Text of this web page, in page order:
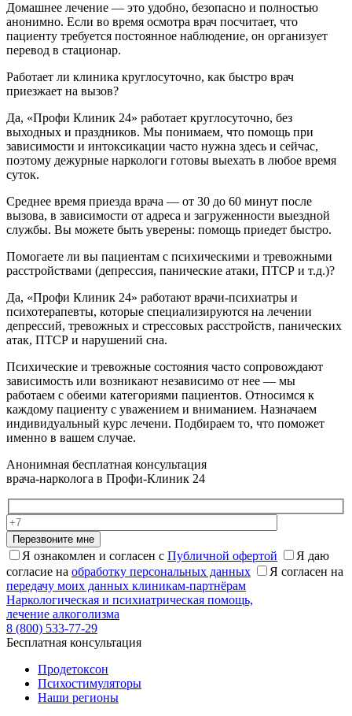
Домашнее лечение — это удобно, безопасно и полностью
анонимно. Если во время осмотра врач посчитает, что
пациенту требуется постоянное наблюдение, он организует
перевод в стационар.
Работает ли клиника круглосуточно, как быстро врач
приезжает на вызов?
Да, «Профи Клиник 24» работает круглосуточно, без
выходных и праздников. Мы понимаем, что помощь при
зависимости и интоксикации часто нужна здесь и сейчас,
поэтому дежурные наркологи готовы выехать в любое время
суток.
Среднее время приезда врача — от 30 до 60 минут после
вызова, в зависимости от адреса и загруженности выездной
службы. Вы можете быть уверены: помощь приедет быстро.
Помогаете ли вы пациентам с психическими и тревожными
расстройствами (депрессия, панические атаки, ПТСР и т.д.)?
Да, «Профи Клиник 24» работают врачи-психиатры и
психотерапевты, которые специализируются на лечении
депрессий, тревожных и стрессовых расстройств, панических
атак, ПТСР и нарушений сна.
Психические и тревожные состояния часто сопровождают
зависимость или возникают независимо от нее — мы
работаем с обеими категориями пациентов. Относимся к
каждому пациенту с уважением и вниманием. Назначаем
индивидуальный курс лечени. Подбираем то, что поможет
именно в вашем случае.
Анонимная бесплатная консультация
врача-нарколога в Профи-Клиник 24
Перезвоните мне
Я ознакомлен и согласен с Публичной офертой
Я даю
согласие на обработку персональных данных
Я согласен на
передачу моих данных клиникам-партнёрам
Наркологическая и психиатрическая помощь,
лечение алкоголизма
8 (800) 533-77-29
Бесплатная консультация
Продетоксон
Психостимуляторы
Наши регионы